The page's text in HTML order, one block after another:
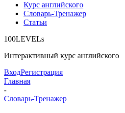
Курс английского
Словарь-Тренажер
Статьи
100LEVELs
Интерактивный курс английского
ВходРегистрация
Главная
-
Словарь-Тренажер